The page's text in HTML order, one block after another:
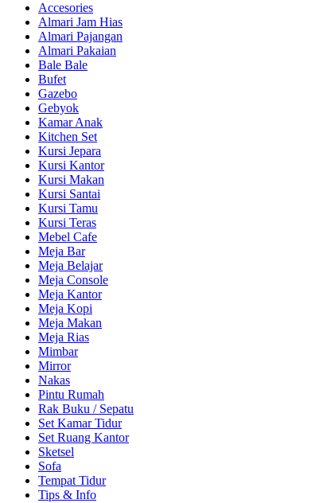
Accesories
Almari Jam Hias
Almari Pajangan
Almari Pakaian
Bale Bale
Bufet
Gazebo
Gebyok
Kamar Anak
Kitchen Set
Kursi Jepara
Kursi Kantor
Kursi Makan
Kursi Santai
Kursi Tamu
Kursi Teras
Mebel Cafe
Meja Bar
Meja Belajar
Meja Console
Meja Kantor
Meja Kopi
Meja Makan
Meja Rias
Mimbar
Mirror
Nakas
Pintu Rumah
Rak Buku / Sepatu
Set Kamar Tidur
Set Ruang Kantor
Sketsel
Sofa
Tempat Tidur
Tips & Info